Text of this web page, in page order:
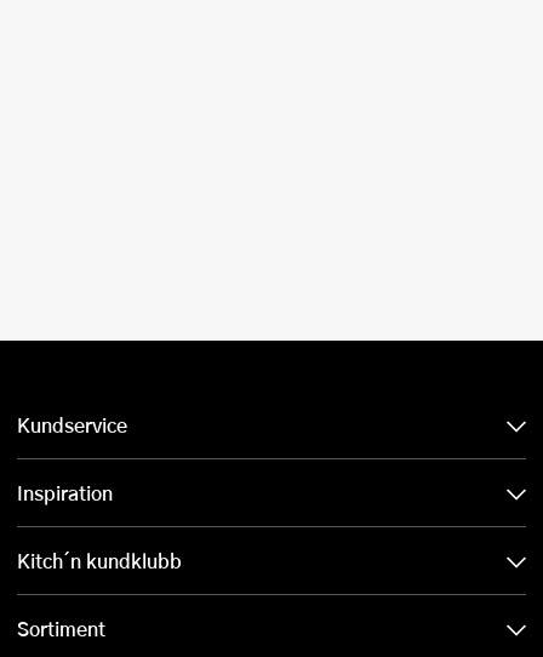
Kundservice
Inspiration
Kitch´n kundklubb
Sortiment